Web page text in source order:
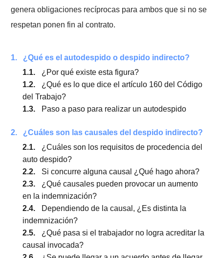
En casos como estos, es importante considerar que
respetan ponen fin al contrato.
¿Qué es el autodespido o despido indirecto?
1.2. ¿Qué es lo que dice el artículo 160 del
del Trabajo?
1.3. Paso a paso para realizar un autodespido
¿Cuáles son las causales del despido
2.1.
¿Cuáles son los requisitos de procedencia
auto despido?
2.2.
Si concurre alguna causal ¿Qué hago
2.3.
¿Qué causales pueden provocar un